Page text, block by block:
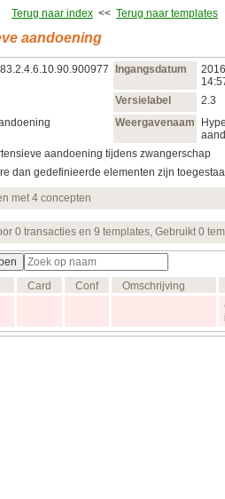
Terug naar index << Terug naar templates
aandoening
Ingangsdatum
Versielabel
2.3
Weergavenaam
aandoening tijdens zwangerschap
dan gedefinieerde elementen zijn
met 4 concepten
0 transacties en 9 templates, Gebruikt 0
Card Conf Omschrijving